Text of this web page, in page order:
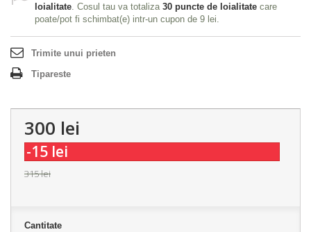
loialitate . Cosul tau va totaliza 30 puncte de loialitate care
poate/pot fi schimbat(e) intr-un cupon de 9 lei
Trimite unui prieten
Tipareste
300 lei
-15 lei
315 lei
Cantitate